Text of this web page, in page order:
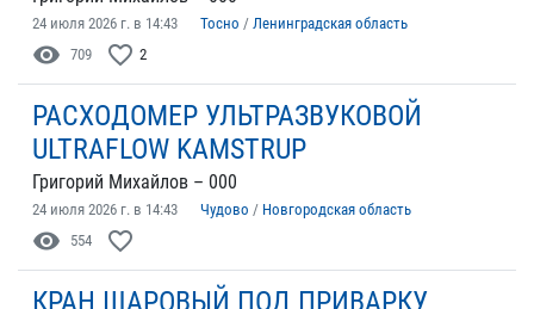
24 июля 2026 г. в 14:43 Тосно / Ленинградская область
visibility 709 favorite_border 2
РАСХОДОМЕР УЛЬТРАЗВУКОВОЙ
ULTRAFLOW KAMSTRUP
Григорий Михайлов – 000
24 июля 2026 г. в 14:43 Чудово / Новгородская область
visibility 554 favorite_border
КРАН ШАРОВЫЙ ПОД ПРИВАРКУ